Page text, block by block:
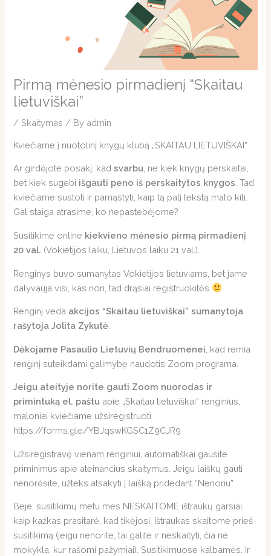
Pirmą mėnesio pirmadienį “Skaitau
lietuviškai”
/ Skaitymas / By admin
Kviečiame į nuotolinį knygų klubą „SKAITAU LIETUVIŠKAI“
Ar girdėjote posakį, kadsvarbu , ne kiek knygų perskaitai,
bet kiek sugebi išgauti peno iš perskaitytos knygos . Tad
kviečiame sustoti ir pamąstyti, kaip tą patį tekstą mato kiti.
Gal staiga atrasime, ko nepastebėjome?
Susitikime online kiekvieno mėnesio pirmą pirmadienį
20 val. (Vokietijos laiku, Lietuvos laiku 21 val.).
Renginys buvo sumanytas Vokietijos lietuviams, bet jame
dalyvauja visi, kas nori, tad drąsiai registruokitės
Renginį veda akcijos “Skaitau lietuviškai” sumanytoja
rašytoja Jolita Zykutė
Dėkojame Pasaulio Lietuvių Bendruomenei , kad remia
renginį suteikdami galimybę naudotis Zoom programa.
Jeigu ateityje norite gauti Zoom nuorodas ir
primintuką el. paštu apie „Skaitau lietuviškai“ renginius,
maloniai kviečiame užsiregistruoti
https://forms.gle/YBJqswKGSC1Z9CJR9
Užsiregistravę vienam renginiui, automatiškai gausite
priminimus apie ateinančius skaitymus. Jeigu laiškų gauti
nenorėsite, užteks atsakyti į laišką pridedant “Nenoriu”.
Beje, susitikimų metu mes NESKAITOME ištraukų garsiai,
kaip kažkas prasitarė, kad tikėjosi. Ištraukas skaitome prieš
susitikimą (jeigu nenorite, tai galite ir neskaityti, čia ne
mokykla, kur rašomi pažymiai). Susitikimuose kalbamės. Ir